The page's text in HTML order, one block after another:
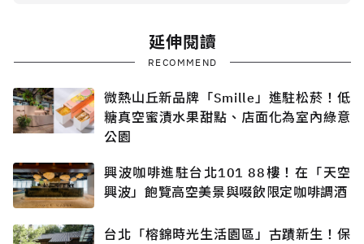
延伸閱讀
RECOMMEND
微熱山丘新品牌「Smille」進駐松菸！低
糖真空蜜漬水果甜點、店面化為室內綠意
公園
興波咖啡進駐台北101 88樓！在「天空
興波」飽覽高空美景與啜飲限定咖啡調酒
台北「榕錦時光生活園區」古蹟新生！保